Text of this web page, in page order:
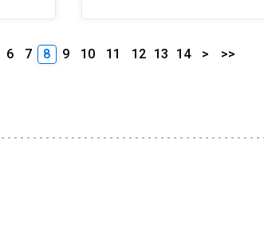
6 7 8 9 10 11 12 13 14 > >>